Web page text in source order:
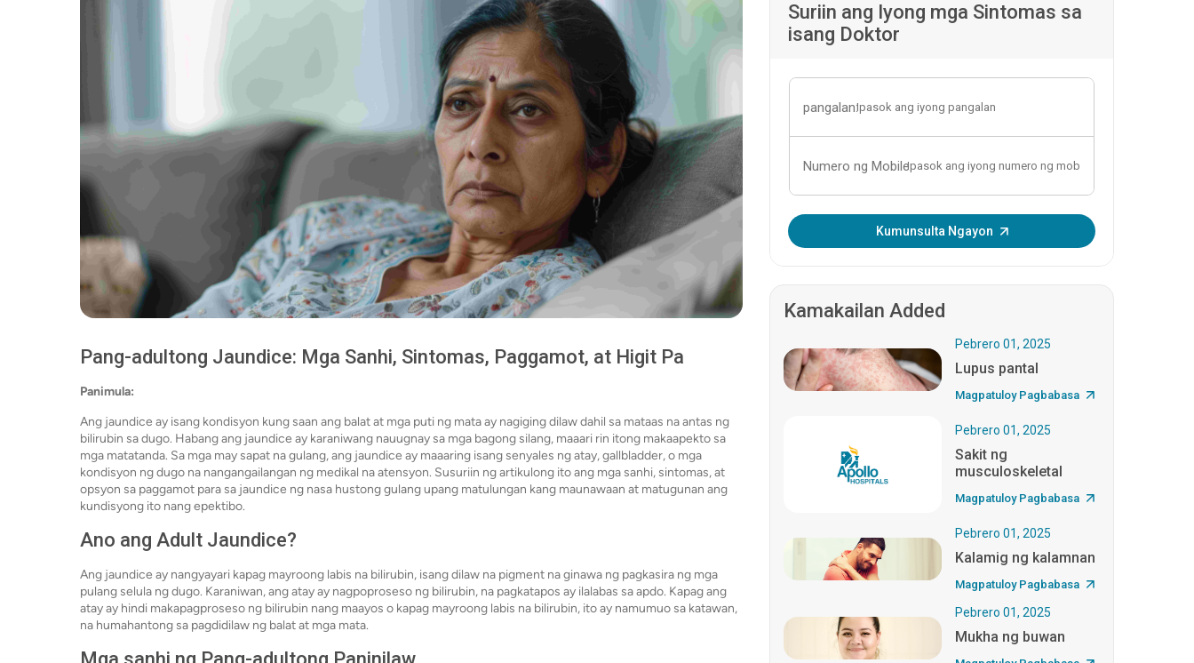
Pang-adultong Jaundice: Mga Sanhi, Sintomas, Paggamot, at Higit Pa
Panimula:
Ang jaundice ay isang kondisyon kung saan ang balat at mga puti ng mata ay nagiging dilaw dahil sa mataas na antas ng
bilirubin sa dugo. Habang ang jaundice ay karaniwang nauugnay sa mga bagong silang, maaari rin itong makaapekto sa
mga matatanda. Sa mga may sapat na gulang, ang jaundice ay maaaring isang senyales ng atay, gallbladder, o mga
kondisyon ng dugo na nangangailangan ng medikal na atensyon. Susuriin ng artikulong ito ang mga sanhi, sintomas, at
opsyon sa paggamot para sa jaundice ng nasa hustong gulang upang matulungan kang maunawaan at matugunan ang
kundisyong ito nang epektibo.
Ano ang Adult Jaundice?
Ang jaundice ay nangyayari kapag mayroong labis na bilirubin, isang dilaw na pigment na ginawa ng pagkasira ng mga
pulang selula ng dugo. Karaniwan, ang atay ay nagpoproseso ng bilirubin, na pagkatapos ay ilalabas sa apdo. Kapag ang
atay ay hindi makapagproseso ng bilirubin nang maayos o kapag mayroong labis na bilirubin, ito ay namumuo sa katawan,
na humahantong sa pagdidilaw ng balat at mga mata.
Suriin ang Iyong mga Sintomas sa
isang Doktor
pangalan:
Numero ng Mobile:
Ipasok ang OTP:Kumunsulta Ngayon
Kamakailan Added
Pebrero 01, 2025
Lupus pantal
Magpatuloy Pagbabasa
Pebrero 01, 2025
Sakit ng
musculoskeletal
Magpatuloy Pagbabasa
Pebrero 01, 2025
Kalamig ng kalamnan
Magpatuloy Pagbabasa
Pebrero 01, 2025
Mukha ng buwan